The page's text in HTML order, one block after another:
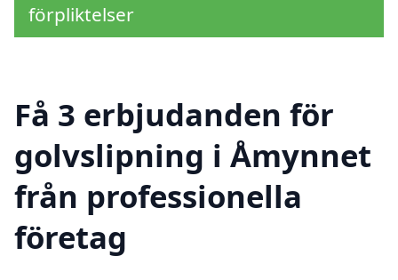
förpliktelser
Få 3 erbjudanden för
golvslipning i Åmynnet
från professionella
företag